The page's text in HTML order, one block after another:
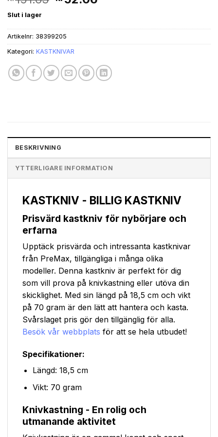
var:
kr151.63.
är:
kr52.06.
Slut i lager
Artikelnr: 38399205
Kategori: KASTKNIVAR
BESKRIVNING
YTTERLIGARE INFORMATION
KASTKNIV - BILLIG KASTKNIV
Prisvärd kastkniv för nybörjare och
erfarna
Upptäck prisvärda och intressanta kastknivar
från PreMax, tillgängliga i många olika
modeller. Denna kastkniv är perfekt för dig
som vill prova på knivkastning eller utöva din
skicklighet. Med sin längd på 18,5 cm och vikt
på 70 gram är den lätt att hantera och kasta.
Svårslaget pris gör den tillgänglig för alla.
Besök vår webbplats för att se hela utbudet!
Specifikationer:
Längd: 18,5 cm
Vikt: 70 gram
Knivkastning - En rolig och
utmanande aktivitet